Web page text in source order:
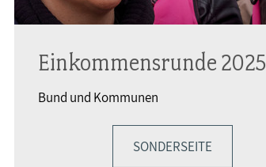
Einkommensrunde 2025
Bund und Kommunen
SONDERSEITE